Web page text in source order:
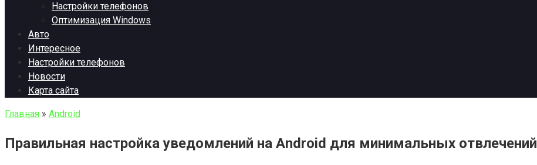
Настройки телефонов
Оптимизация Windows
Авто
Интересное
Настройки телефонов
Новости
Карта сайта
Главная » Android
Правильная настройка уведомлений на Android для минимальных отвлечений